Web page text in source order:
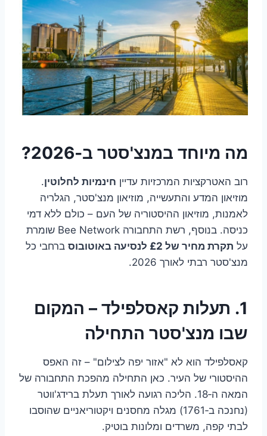
מה מיוחד במנצ'סטר ב‑2026?
רוב האטרקציות המרכזיות עדיין חינמיות לחלוטין.
מוזיאון המדע והתעשייה, מוזיאון מנצ'סטר, הגלריה
לאמנות, מוזיאון ההיסטוריה של העם – כולם ללא דמי
כניסה. בנוסף, רשת התחבורה Bee Network שומרת
על תקרת מחיר של £2 לנסיעה באוטובוס
ברחבי כל
מנצ'סטר רבתי לאורך 2026.
1. תעלות קאסלפילד – המקום
שבו מנצ'סטר התחילה
קאסלפילד הוא לא "אזור יפה לצילום" – זה האפס
ההיסטורי של העיר. כאן התחילה מהפכת התחבורה של
המאה ה‑18. הליכה רגועה לאורך תעלת ברידג'ווטר
(נחנכה ב‑1761) מגלה מחסנים ויקטוריאניים שהוסבו
לבתי קפה, משרדים ומלונות בוטיק.